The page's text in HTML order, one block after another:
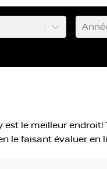
le meilleur
le faisant évaluer en